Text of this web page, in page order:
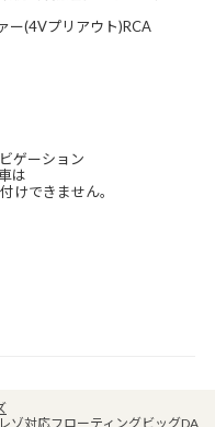
ー(4Vプリアウト)RCA
ゲーション
は
けできません。
ゾ対応フローティングビッグDA